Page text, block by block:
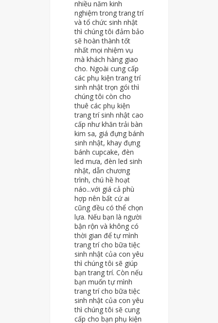
nhiều năm kinh
nghiệm trong trang trí
và tổ chức sinh nhật
thì chúng tôi đảm bảo
sẽ hoàn thành tốt
nhất mọi nhiệm vụ
mà khách hàng giao
cho. Ngoài cung cấp
các phụ kiện trang trí
sinh nhật trọn gói thì
chúng tôi còn cho
thuê các phụ kiện
trang trí sinh nhật cao
cấp như khăn trải bàn
kim sa, giá đựng bánh
sinh nhật, khay đựng
bánh cupcake, đèn
led mưa, đèn led sinh
nhật, dẫn chương
trình, chú hề hoạt
náo...với giá cả phù
hợp nên bất cứ ai
cũng đều có thể chọn
lựa. Nếu bạn là người
bận rộn và không có
thời gian để tự mình
trang trí cho bữa tiệc
sinh nhật của con yêu
thì chúng tôi sẽ giúp
bạn trang trí. Còn nếu
bạn muốn tự mình
trang trí cho bữa tiệc
sinh nhật của con yêu
thì chúng tôi sẽ cung
cấp cho bạn phụ kiện